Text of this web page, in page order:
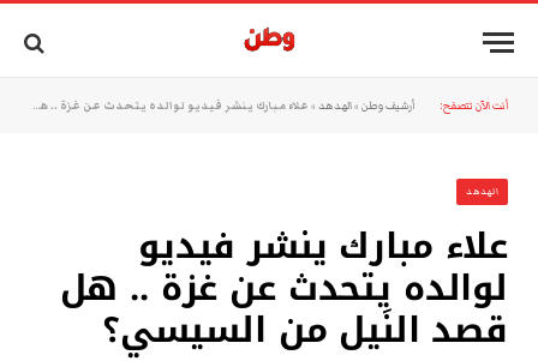
أنت الآن تتصفح: أرشيف وطن »الهدهد » علاء مبارك ينشر فيديو لوالده يتحدث عن غزة .. هل قصد النَيل من السيسي؟
الهدهد
علاء مبارك ينشر فيديو
لوالده يتحدث عن غزة .. هل
قصد النَيل من السيسي؟